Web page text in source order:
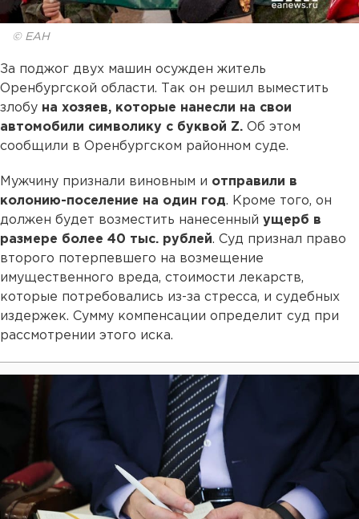
© ЕАН
За поджог двух машин осужден житель
Оренбургской области. Так он решил выместить
злобу на хозяев, которые нанесли на свои
автомобили символику с буквой Z. Об этом
сообщили в Оренбургском районном суде.
Мужчину признали виновным и отправили в
колонию-поселение на один год. Кроме того, он
должен будет возместить нанесенный ущерб в
размере более 40 тыс. рублей. Суд признал право
второго потерпевшего на возмещение
имущественного вреда, стоимости лекарств,
которые потребовались из-за стресса, и судебных
издержек. Сумму компенсации определит суд при
рассмотрении этого иска.